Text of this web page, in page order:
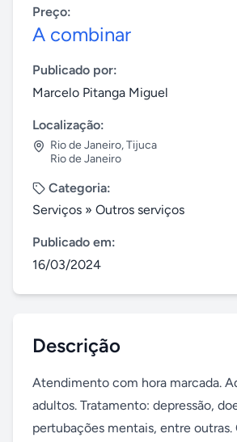
Preço:
A combinar
Publicado por:
Marcelo Pitanga Miguel
Localização:
Rio de Janeiro,Tijuca
Rio de Janeiro
Categoria:
Serviços » Outros serviços
Publicado em:
16/03/2024
Descrição
Atendimento com hora marcada.
adultos. Tratamento: depressão,
pertubações mentais, entre